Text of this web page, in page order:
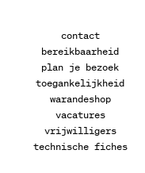
contact
bereikbaarheid
plan je bezoek
toegankelijkheid
warandeshop
vacatures
vrijwilligers
technische fiches